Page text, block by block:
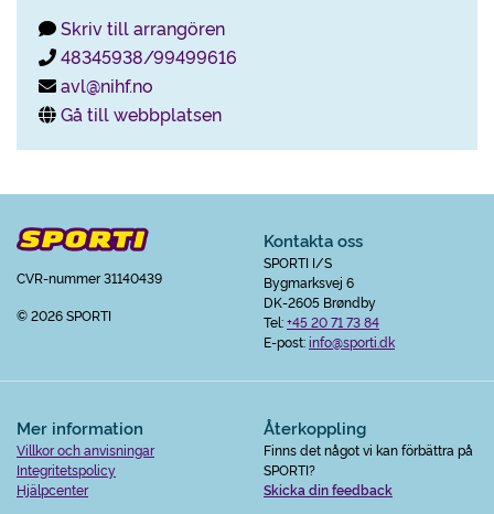
Skriv till arrangören
48345938/99499616
avl@nihf.no
Gå till webbplatsen
CVR-nummer 31140439
© 2026 SPORTI
Kontakta oss
SPORTI I/S
Bygmarksvej 6
DK-2605 Brøndby
Tel:+45 20 71 73 84
E-post:info@sporti.dk
Mer information
Villkor och anvisningar
Integritetspolicy
Hjälpcenter
Återkoppling
Finns det något vi kan förbättra på
SPORTI?
Skicka din feedback